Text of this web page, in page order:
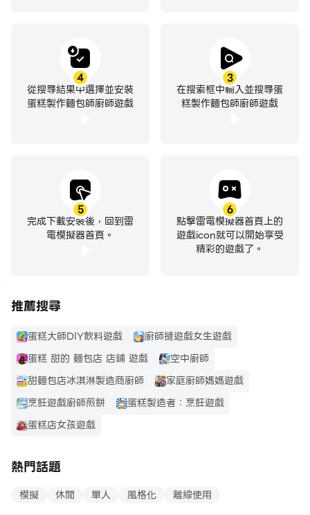
3
在搜索框中輸入並搜尋蛋
糕製作麵包師廚師遊戲
4
從搜尋結果中選擇並安裝
蛋糕製作麵包師廚師遊戲
5
完成下載安裝後，回到雷
電模擬器首頁。
6
點擊雷電模擬器首頁上的
遊戲icon就可以開始享受
精彩的遊戲了。
推薦搜尋
蛋糕大師DIY飲料遊戲
廚師撻遊戲女生遊戲
蛋糕 甜的 麵包店 店鋪 遊戲
空中廚師
甜麵包店冰淇淋製造商廚師
家庭廚師媽媽遊戲
烹飪遊戲廚師煎餅
蛋糕製造者：烹飪遊戲
蛋糕店女孩遊戲
熱門話題
模擬 休閒 單人 風格化 離線使用